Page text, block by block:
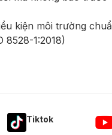
kiện môi trường
8528-1:2018)
Tiktok